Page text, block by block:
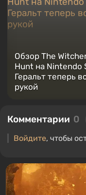
Обзор The
Hunt на Nintendo
Геральт теперь
рукой
Комментарии 0
Войдите, чтобы